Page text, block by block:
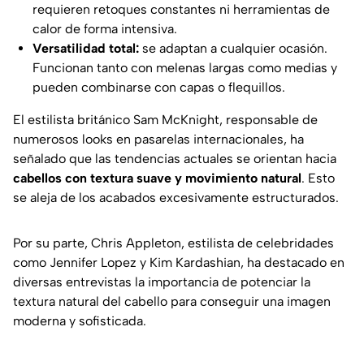
requieren retoques constantes ni herramientas de
calor de forma intensiva.
Versatilidad total: se adaptan a cualquier ocasión.
Funcionan tanto con melenas largas como medias y
pueden combinarse con capas o flequillos.
El estilista británico Sam McKnight, responsable de
numerosos looks en pasarelas internacionales, ha
señalado que las tendencias actuales se orientan hacia
cabellos con textura suave y movimiento natural. Esto
se aleja de los acabados excesivamente estructurados.
Por su parte, Chris Appleton, estilista de celebridades
como Jennifer Lopez y Kim Kardashian, ha destacado en
diversas entrevistas la importancia de potenciar la
textura natural del cabello para conseguir una imagen
moderna y sofisticada.